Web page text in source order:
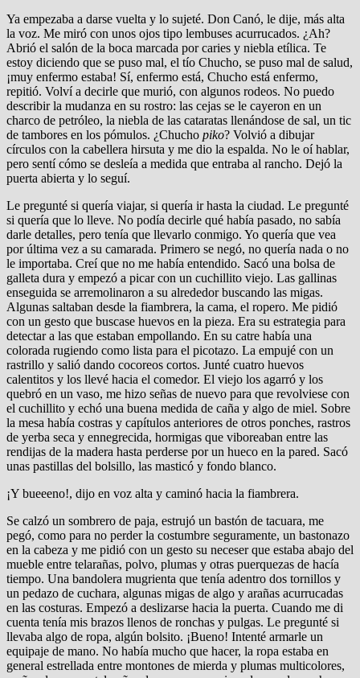
Ya empezaba a darse vuelta y lo sujeté. Don Canó, le dije, más alta
la voz. Me miró con unos ojos tipo lembuses acurrucados. ¿Ah?
Abrió el salón de la boca marcada por caries y niebla etílica. Te
estoy diciendo que se puso mal, el tío Chucho, se puso mal de salud,
¡muy enfermo estaba! Sí, enfermo está, Chucho está enfermo,
repitió. Volví a decirle que murió, con algunos rodeos. No puedo
describir la mudanza en su rostro: las cejas se le cayeron en un
charco de petróleo, la niebla de las cataratas llenándose de sal, un tic
de tambores en los pómulos. ¿Chucho piko? Volvió a dibujar
círculos con la cabellera hirsuta y me dio la espalda. No le oí hablar,
pero sentí cómo se desleía a medida que entraba al rancho. Dejó la
puerta abierta y lo seguí.
Le pregunté si quería viajar, si quería ir hasta la ciudad. Le pregunté
si quería que lo lleve. No podía decirle qué había pasado, no sabía
darle detalles, pero tenía que llevarlo conmigo. Yo quería que vea
por última vez a su camarada. Primero se negó, no quería nada o no
le importaba. Creí que no me había entendido. Sacó una bolsa de
galleta dura y empezó a picar con un cuchillito viejo. Las gallinas
enseguida se arremolinaron a su alrededor buscando las migas.
Algunas saltaban desde la fiambrera, la cama, el ropero. Me pidió
con un gesto que buscase huevos en la pieza. Era su estrategia para
detectar a las que estaban empollando. En su catre había una
colorada rugiendo como lista para el picotazo. La empujé con un
rastrillo y salió dando cocoreos cortos. Junté cuatro huevos
calentitos y los llevé hacia el comedor. El viejo los agarró y los
quebró en un vaso, me hizo señas de nuevo para que revolviese con
el cuchillito y echó una buena medida de caña y algo de miel. Sobre
la mesa había costras y capítulos anteriores de otros ponches, rastros
de yerba seca y ennegrecida, hormigas que viboreaban entre las
rendijas de la madera hasta perderse por un hueco en la pared. Sacó
unas pastillas del bolsillo, las masticó y fondo blanco.
¡Y bueeeno!, dijo en voz alta y caminó hacia la fiambrera.
Se calzó un sombrero de paja, estrujó un bastón de tacuara, me
pegó, como para no perder la costumbre seguramente, un bastonazo
en la cabeza y me pidió con un gesto su neceser que estaba abajo del
mueble entre telarañas, polvo, plumas y otras puerquezas de hacía
tiempo. Una bandolera mugrienta que tenía adentro dos tornillos y
un pedazo de cuchara, algunas migas de algo y arañas acurrucadas
en las costuras. Empezó a deslizarse hacia la puerta. Cuando me di
cuenta tenía mis brazos llenos de ronchas y pulgas. Le pregunté si
llevaba algo de ropa, algún bolsito. ¡Bueno! Intenté armarle un
equipaje de mano. No había mucho que hacer, la ropa estaba en
general estrellada entre montones de mierda y plumas multicolores,